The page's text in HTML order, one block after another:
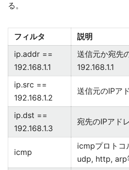
る。
フィルタ
説明
ip.addr ==
192.168.1.1
送信元か宛先
192.168.1.1
ip.src ==
192.168.1.2
送信元のIPア
ip.dst ==
192.168.1.3
宛先のIPアド
icmp
icmpプロトコ
udp, http, arp